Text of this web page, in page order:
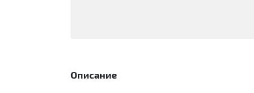
Описание